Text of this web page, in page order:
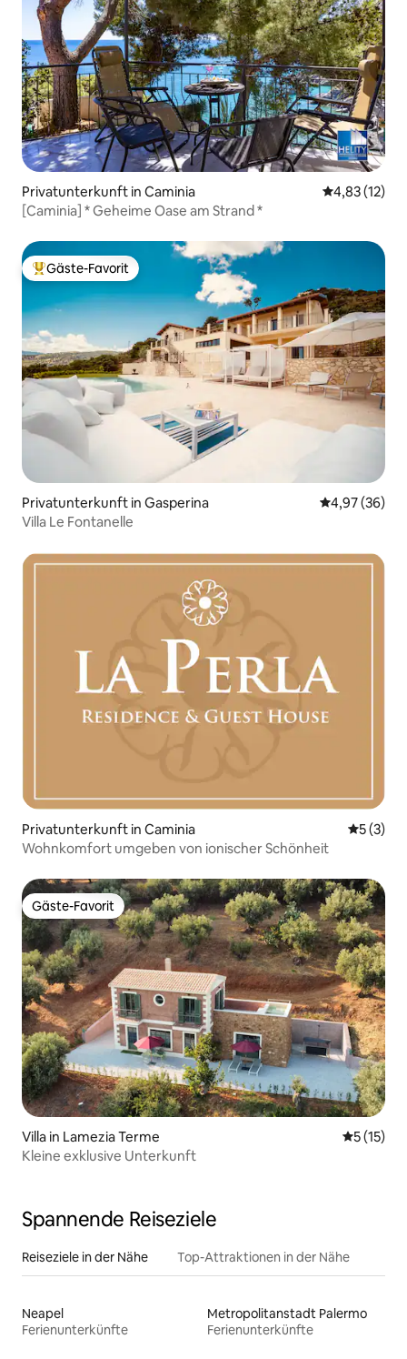
Privatunterkunft in Caminia
4,83 (12)
[Caminia] * Geheime Oase am Strand *
Beliebter Gäste-Favorit.
Gäste-Favorit
Privatunterkunft in Gasperina
4,97 (36)
Villa Le Fontanelle
Privatunterkunft in Caminia
5 (3)
Wohnkomfort umgeben von ionischer Schönheit
Gäste-Favorit
Gäste-Favorit
Villa in Lamezia Terme
5 (15)
Kleine exklusive Unterkunft
Spannende Reiseziele
Reiseziele in der Nähe Top-Attraktionen in der Nähe
Neapel
Ferienunterkünfte
Metropolitanstadt Palermo
Ferienunterkünfte